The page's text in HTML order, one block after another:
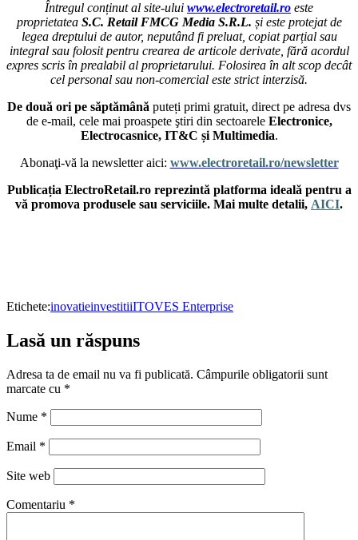
Întregul conținut al site-ului www.electroretail.ro este
proprietatea S.C. Retail FMCG Media S.R.L. și este protejat de
legea dreptului de autor, neputând fi preluat, copiat parțial sau
integral sau folosit pentru crearea de articole derivate, fără acordul
expres scris în prealabil al proprietarului. Folosirea în alt scop decât
cel personal sau non-comercial este strict interzisă.
De două ori pe săptămână puteți primi gratuit, direct pe adresa dvs
de e-mail, cele mai proaspete ştiri din sectoarele Electronice,
Electrocasnice, IT&C și Multimedia.
Abonaţi-vă la newsletter aici: www.electroretail.ro/newsletter
Publicația ElectroRetail.ro reprezintă platforma ideală pentru a
vă promova produsele sau serviciile. Mai multe detalii, AICI.
Etichete:inovatieinvestitiiITOVES Enterprise
Lasă un răspuns
Adresa ta de email nu va fi publicată. Câmpurile obligatorii sunt
marcate cu *
Nume *
Email *
Site web
Comentariu *